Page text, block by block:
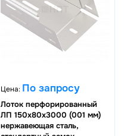
Цена: По запросу
Лоток перфорированный
ЛП 150х80х3000 (001 мм)
нержавеющая сталь,